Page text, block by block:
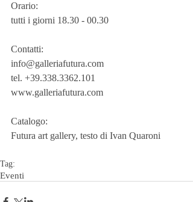
Orario:
tutti i giorni 18.30 - 00.30
Contatti:
info@galleriafutura.com
tel. +39.338.3362.101
www.galleriafutura.com
Catalogo:
Futura art gallery, testo di Ivan Quaroni
Tag:
Eventi